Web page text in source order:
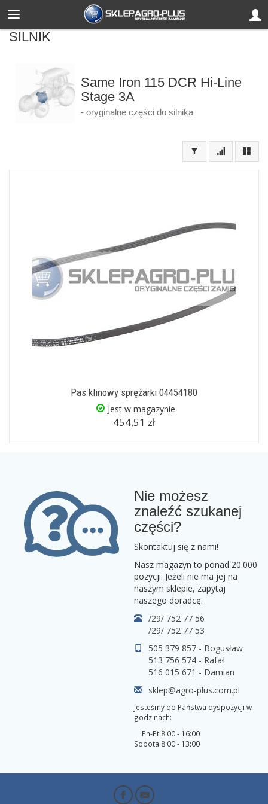
SILNIK
Same Iron 115 DCR Hi-Line
Stage 3A
- oryginalne części do silnika
Pas klinowy sprężarki 04454180
Jest w magazynie
454,51 zł
Nie możesz
znaleźć szukanej
części?
Skontaktuj się z nami!
Nasz magazyn to ponad 20.000
pozycji. Jeżeli nie ma jej na
naszym sklepie, zapytaj
naszego doradcę.
/29/ 752 77 56
/29/ 752 77 53
505 379 857 - Bogusław
513 756 574 - Rafał
516 015 671 - Damian
sklep@agro-plus.com.pl
Jesteśmy do Państwa dyspozycji w
godzinach:
Pn-Pt:
Sobota:
8:00 - 16:00
8:00 - 13:00